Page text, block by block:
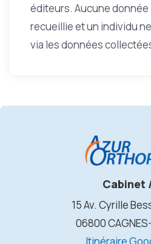
éditeurs. Aucune donnée
recueillie et un individu
via les données
Cabinet
15 Av. Cyrille
06800
Itinéraire